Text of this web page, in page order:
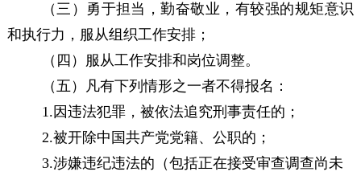
（三） 勇于担当，勤奋敬业，有较强的规矩意识
和执行力，服从组织工作安排；
（四）
服从工作安排和岗位调整。
（五）
凡有下列情形之一者不得报名：
1. 因违法犯罪，被依法追究刑事责任的；
2.被开除中国共产党党籍、公职的；
3.涉嫌违纪违法的（包括正在接受审查调查尚未